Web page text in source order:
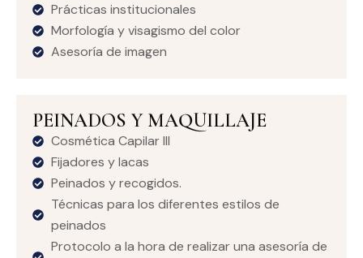
Prácticas institucionales
Morfología y visagismo del color
Asesoría de imagen
PEINADOS Y MAQUILLAJE
Cosmética Capilar III
Fijadores y lacas
Peinados y recogidos.
Técnicas para los diferentes estilos de
peinados
Protocolo a la hora de realizar una asesoría de